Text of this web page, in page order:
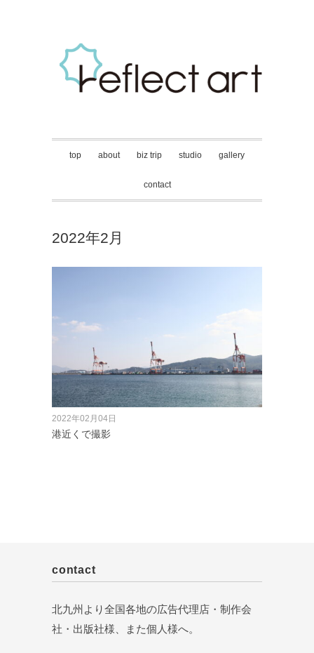
top about biz trip studio gallery
contact
2022年2月
2022年02月04日
港近くで撮影
contact
北九州より全国各地の広告代理店・制作会
社・出版社様、また個人様へ。